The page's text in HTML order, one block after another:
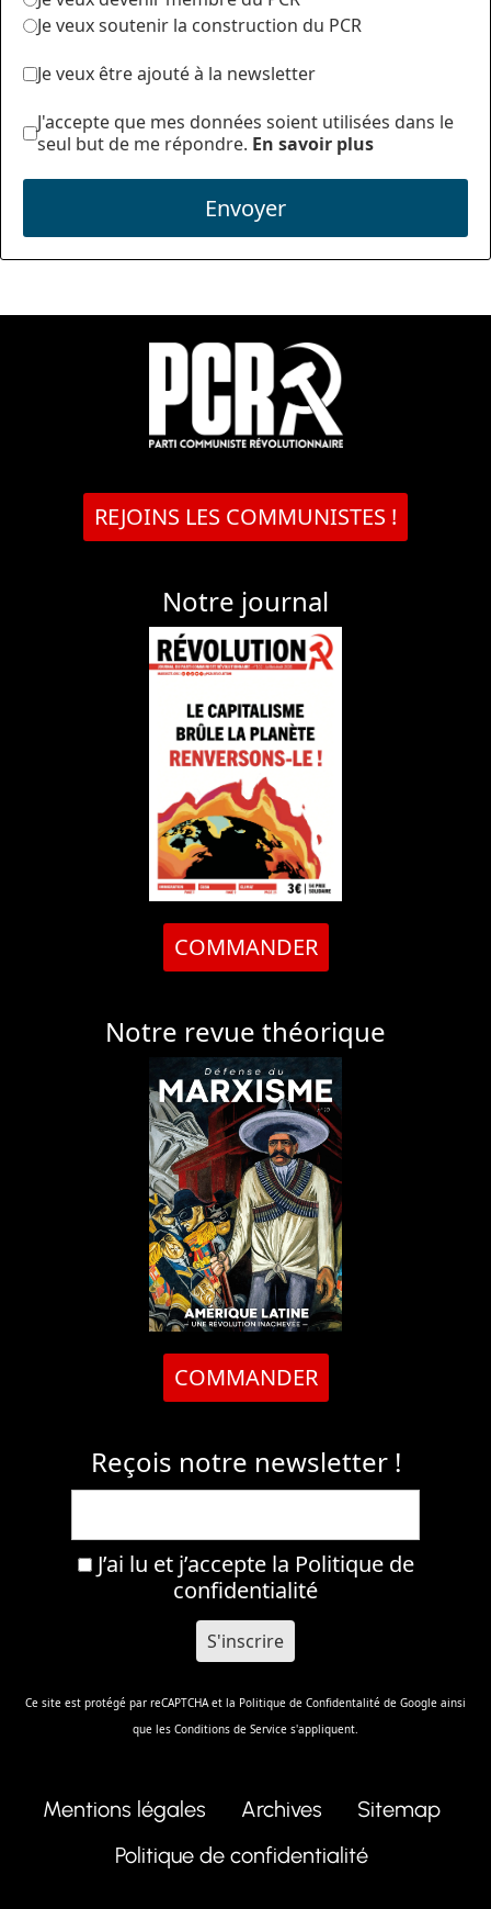
Je veux soutenir la construction du PCR
Je veux être ajouté à la newsletter
J'accepte que mes données soient utilisées dans le
seul but de me répondre. En savoir plus
Envoyer
REJOINS LES COMMUNISTES !
Notre journal
COMMANDER
Notre revue théorique
COMMANDER
Reçois notre newsletter !
J’ai lu et j’accepte la Politique de
confidentialité
Ce site est protégé par reCAPTCHA et la Politique de Confidentalité de Google ainsi
que les Conditions de Service s'appliquent.
Mentions légales Archives
Sitemap
Politique de confidentialité